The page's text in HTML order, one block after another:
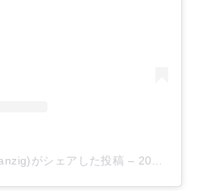
がシェアした投稿 – 2019年 6月月24日午後8時35分PDT